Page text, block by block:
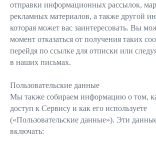
отправки информационных рассылок,
рекламных материалов, а также другой
которая может вас заинтересовать. Вы
момент отказаться от получения таких
перейдя по ссылке для отписки или
в наших письмах.
Пользовательские данные
Мы также собираем информацию о том,
доступ к Сервису и как его используете
(«Пользовательские данные»). Эти
включать: